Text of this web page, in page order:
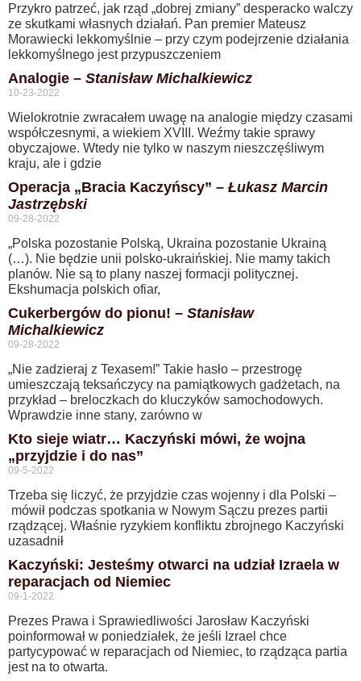
Przykro patrzeć, jak rząd „dobrej zmiany” desperacko walczy
ze skutkami własnych działań. Pan premier Mateusz
Morawiecki lekkomyślnie – przy czym podejrzenie działania
lekkomyślnego jest przypuszczeniem
Analogie – Stanisław Michalkiewicz
10-23-2022
Wielokrotnie zwracałem uwagę na analogie między czasami
współczesnymi, a wiekiem XVIII. Weźmy takie sprawy
obyczajowe. Wtedy nie tylko w naszym nieszczęśliwym
kraju, ale i gdzie
Operacja „Bracia Kaczyńscy” – Łukasz Marcin
Jastrzębski
09-28-2022
„Polska pozostanie Polską, Ukraina pozostanie Ukrainą
(…). Nie będzie unii polsko-ukraińskiej. Nie mamy takich
planów. Nie są to plany naszej formacji politycznej.
Ekshumacja polskich ofiar,
Cukerbergów do pionu! – Stanisław
Michalkiewicz
09-28-2022
„Nie zadzieraj z Texasem!” Takie hasło – przestrogę
umieszczają teksańczycy na pamiątkowych gadżetach, na
przykład – breloczkach do kluczyków samochodowych.
Wprawdzie inne stany, zarówno w
Kto sieje wiatr… Kaczyński mówi, że wojna
„przyjdzie i do nas”
09-5-2022
Trzeba się liczyć, że przyjdzie czas wojenny i dla Polski –
mówił podczas spotkania w Nowym Sączu prezes partii
rządzącej. Właśnie ryzykiem konfliktu zbrojnego Kaczyński
uzasadnił
Kaczyński: Jesteśmy otwarci na udział Izraela w
reparacjach od Niemiec
09-1-2022
Prezes Prawa i Sprawiedliwości Jarosław Kaczyński
poinformował w poniedziałek, że jeśli Izrael chce
partycypować w reparacjach od Niemiec, to rządząca partia
jest na to otwarta.